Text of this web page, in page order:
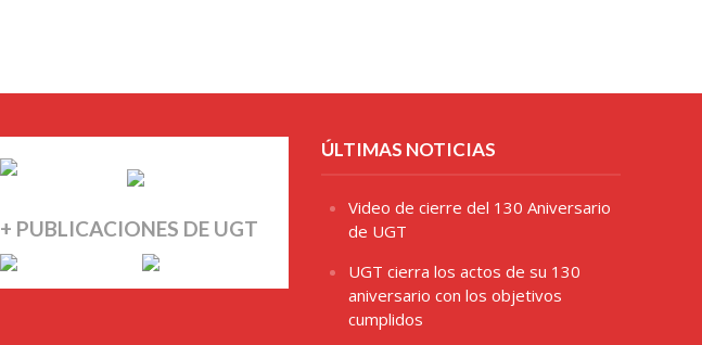
+ PUBLICACIONES DE UGT
ÚLTIMAS NOTICIAS
Video de cierre del 130 Aniversario
de UGT
UGT cierra los actos de su 130
aniversario con los objetivos
cumplidos